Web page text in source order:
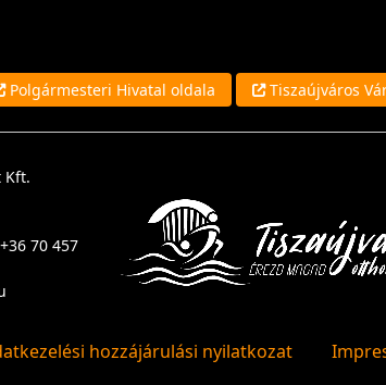
Polgármesteri Hivatal oldala Tiszaújváros
Kft.
70 457
hozzájárulási nyilatkozat